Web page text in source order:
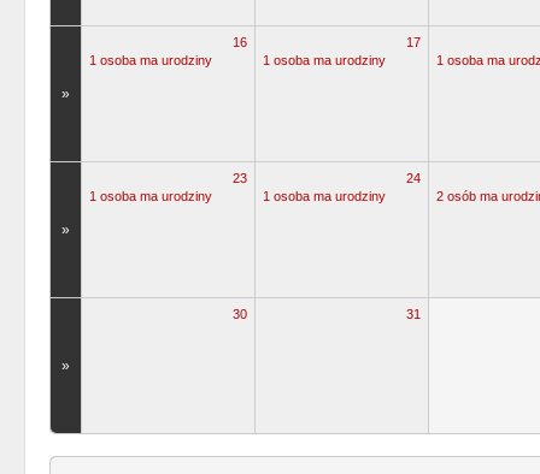
»
16
1 osoba ma urodziny
17
1 osoba ma urodziny
1 osoba ma
»
23
1 osoba ma urodziny
24
1 osoba ma urodziny
2 osób ma
»
30 31